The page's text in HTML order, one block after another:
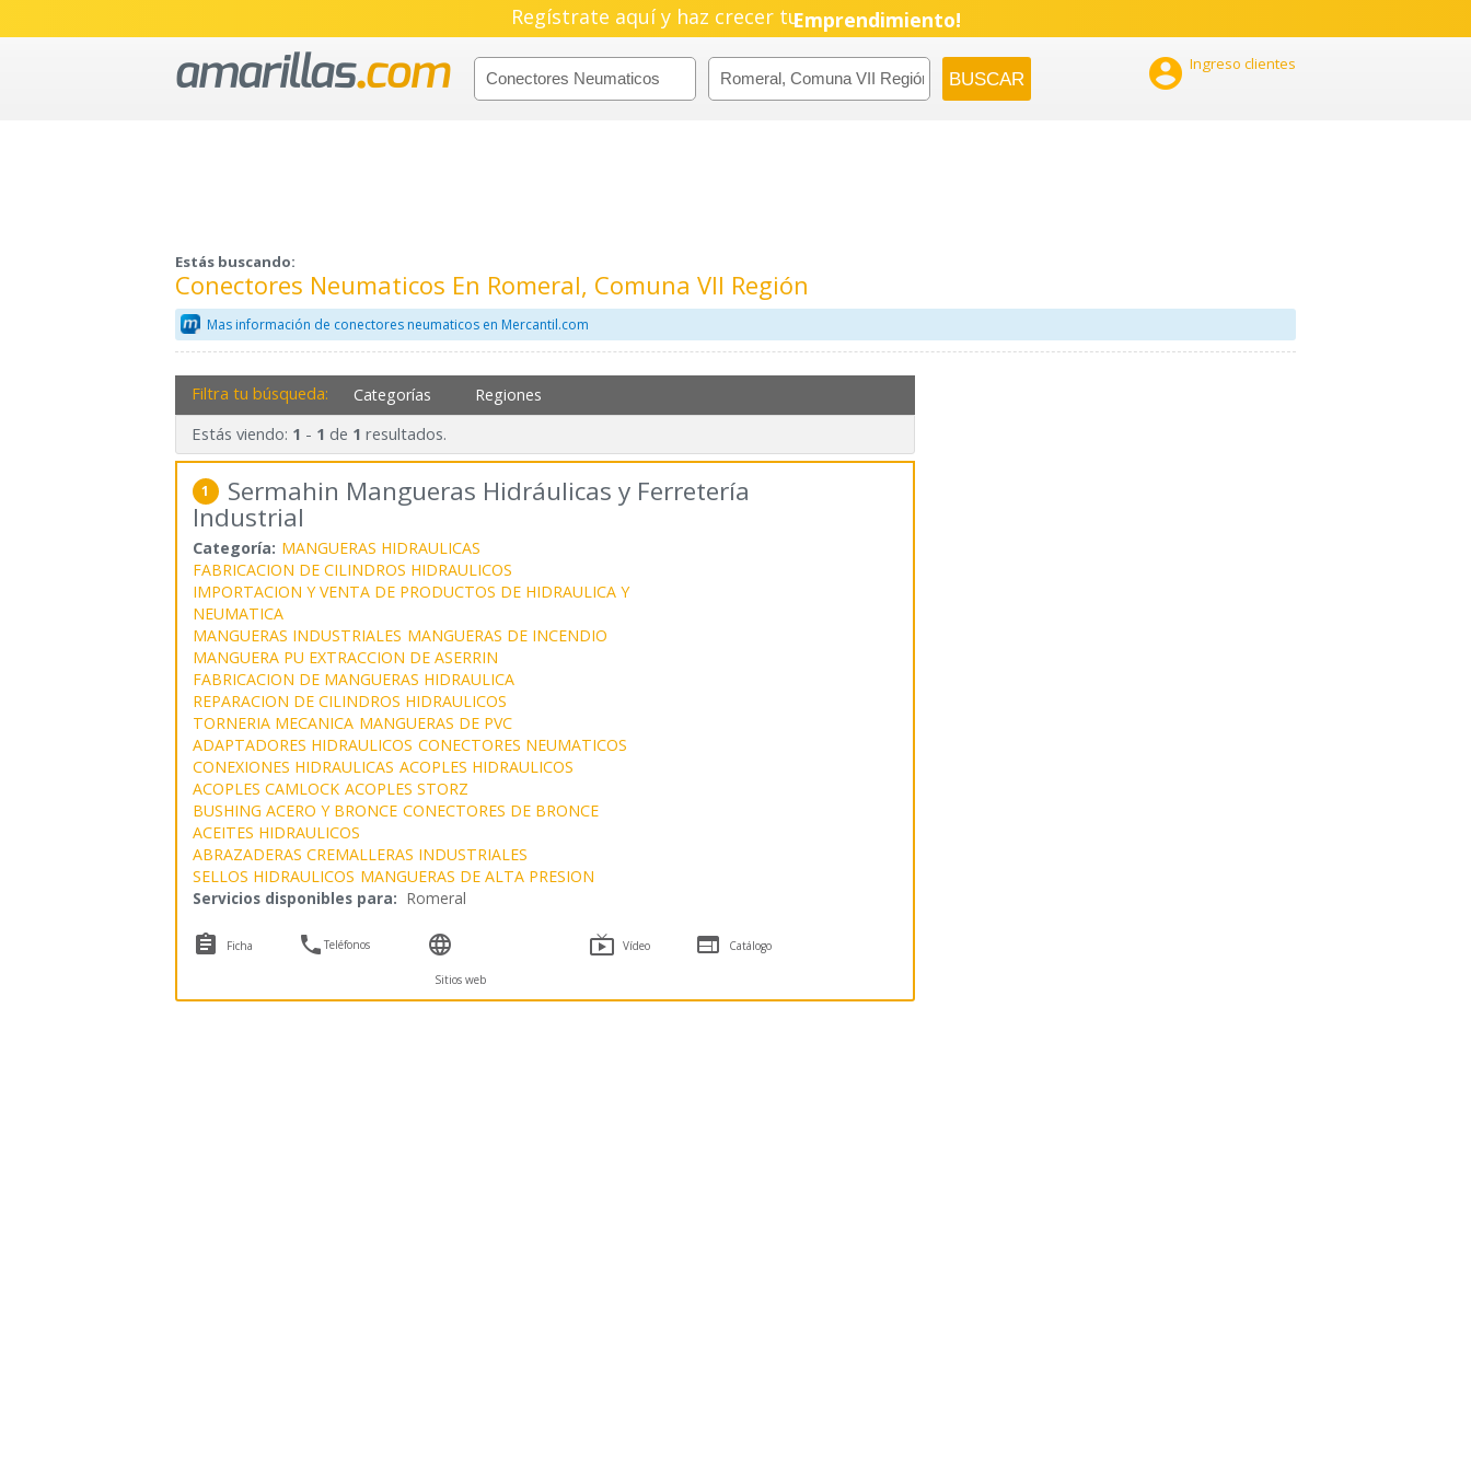
Regístrate aquí y haz crecer tuPyme!
Emprendimiento!
 Ingreso clientes
Estás buscando:
Conectores Neumaticos En Romeral, Comuna VII Región
Mas información de conectores neumaticos en Mercantil.com
Filtra tu búsqueda: Categorías Regiones
Estás viendo: 1 - 1 de 1 resultados.
1 Sermahin Mangueras Hidráulicas y Ferretería
Industrial
Categoría: MANGUERAS HIDRAULICAS
FABRICACION DE CILINDROS HIDRAULICOS
IMPORTACION Y VENTA DE PRODUCTOS DE HIDRAULICA Y
NEUMATICA
MANGUERAS INDUSTRIALES MANGUERAS DE INCENDIO
MANGUERA PU EXTRACCION DE ASERRIN
FABRICACION DE MANGUERAS HIDRAULICA
REPARACION DE CILINDROS HIDRAULICOS
TORNERIA MECANICA MANGUERAS DE PVC
ADAPTADORES HIDRAULICOS CONECTORES NEUMATICOS
CONEXIONES HIDRAULICAS ACOPLES HIDRAULICOS
ACOPLES CAMLOCK ACOPLES STORZ
BUSHING ACERO Y BRONCE CONECTORES DE BRONCE
ACEITES HIDRAULICOS
ABRAZADERAS CREMALLERAS INDUSTRIALES
SELLOS HIDRAULICOS MANGUERAS DE ALTA PRESION
Servicios disponibles para: Romeral
 Ficha Teléfonos 
Sitios web
 Vídeo  Catálogo